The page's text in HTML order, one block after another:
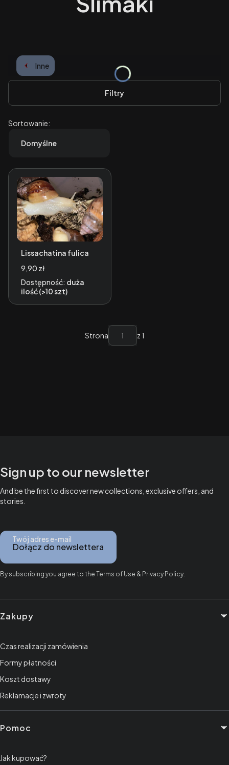
Inne
Filtry
Lista produktów
Sortowanie:
Domyślne
Lissachatina fulica
Cena
9,90 zł
Dostępność: duża
ilość (>10 szt)
Strona z 1
Sign up to our newsletter
And be the first to discover new collections, exclusive offers, and
stories.
Twój adres e-mail
Dołącz do newslettera
By subscribing you agree to the Terms of Use & Privacy Policy.
Linki w stopce
Zakupy
Czas realizacji zamówienia
Formy płatności
Koszt dostawy
Reklamacje i zwroty
Pomoc
Jak kupować?